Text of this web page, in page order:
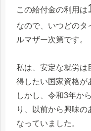
この給付金の利用は
なので、いつどのタ
ルマザー次第です。
私は、安定な就労は
得したい国家資格が
しかし、令和3年か
り、以前から興味の
なっていました。